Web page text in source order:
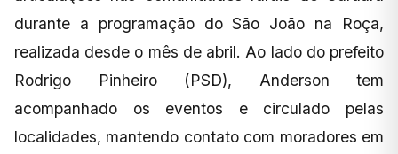
durante a programação do São João na Roça,
realizada desde o mês de abril. Ao lado do prefeito
Rodrigo Pinheiro (PSD), Anderson tem
acompanhado os eventos e circulado pelas
localidades, mantendo contato com moradores em